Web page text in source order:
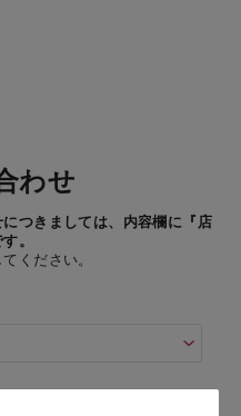
わせ
つきましては、内容欄に『店
。
ください。